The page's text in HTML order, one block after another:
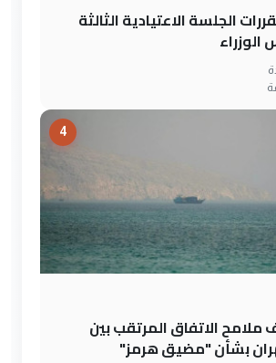
الجلسة الاعتيادية الثالثة
4
الاتفاق المرتقب بين
بشأن "مضيق هرمز"